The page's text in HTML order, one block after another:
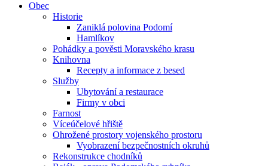
Obec
Historie
Zaniklá polovina Podomí
Hamlíkov
Pohádky a pověsti Moravského krasu
Knihovna
Recepty a informace z besed
Služby
Ubytování a restaurace
Firmy v obci
Farnost
Víceúčelové hřiště
Ohrožené prostory vojenského prostoru
Vyobrazení bezpečnostních okruhů
Rekonstrukce chodníků